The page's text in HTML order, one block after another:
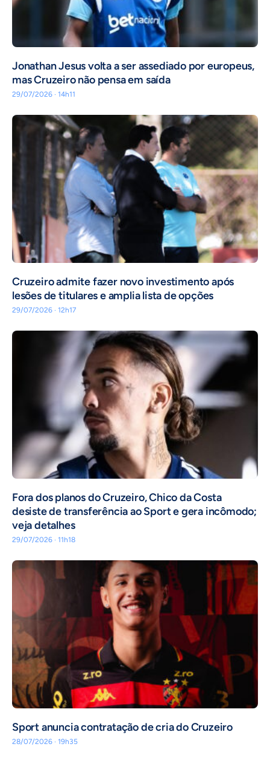
Jonathan Jesus volta a ser assediado por europeus,
mas Cruzeiro não pensa em saída
29/07/2026 · 14h11
Cruzeiro admite fazer novo investimento após
lesões de titulares e amplia lista de opções
29/07/2026 · 12h17
Fora dos planos do Cruzeiro, Chico da Costa
desiste de transferência ao Sport e gera incômodo;
veja detalhes
29/07/2026 · 11h18
Sport anuncia contratação de cria do Cruzeiro
28/07/2026 · 19h35